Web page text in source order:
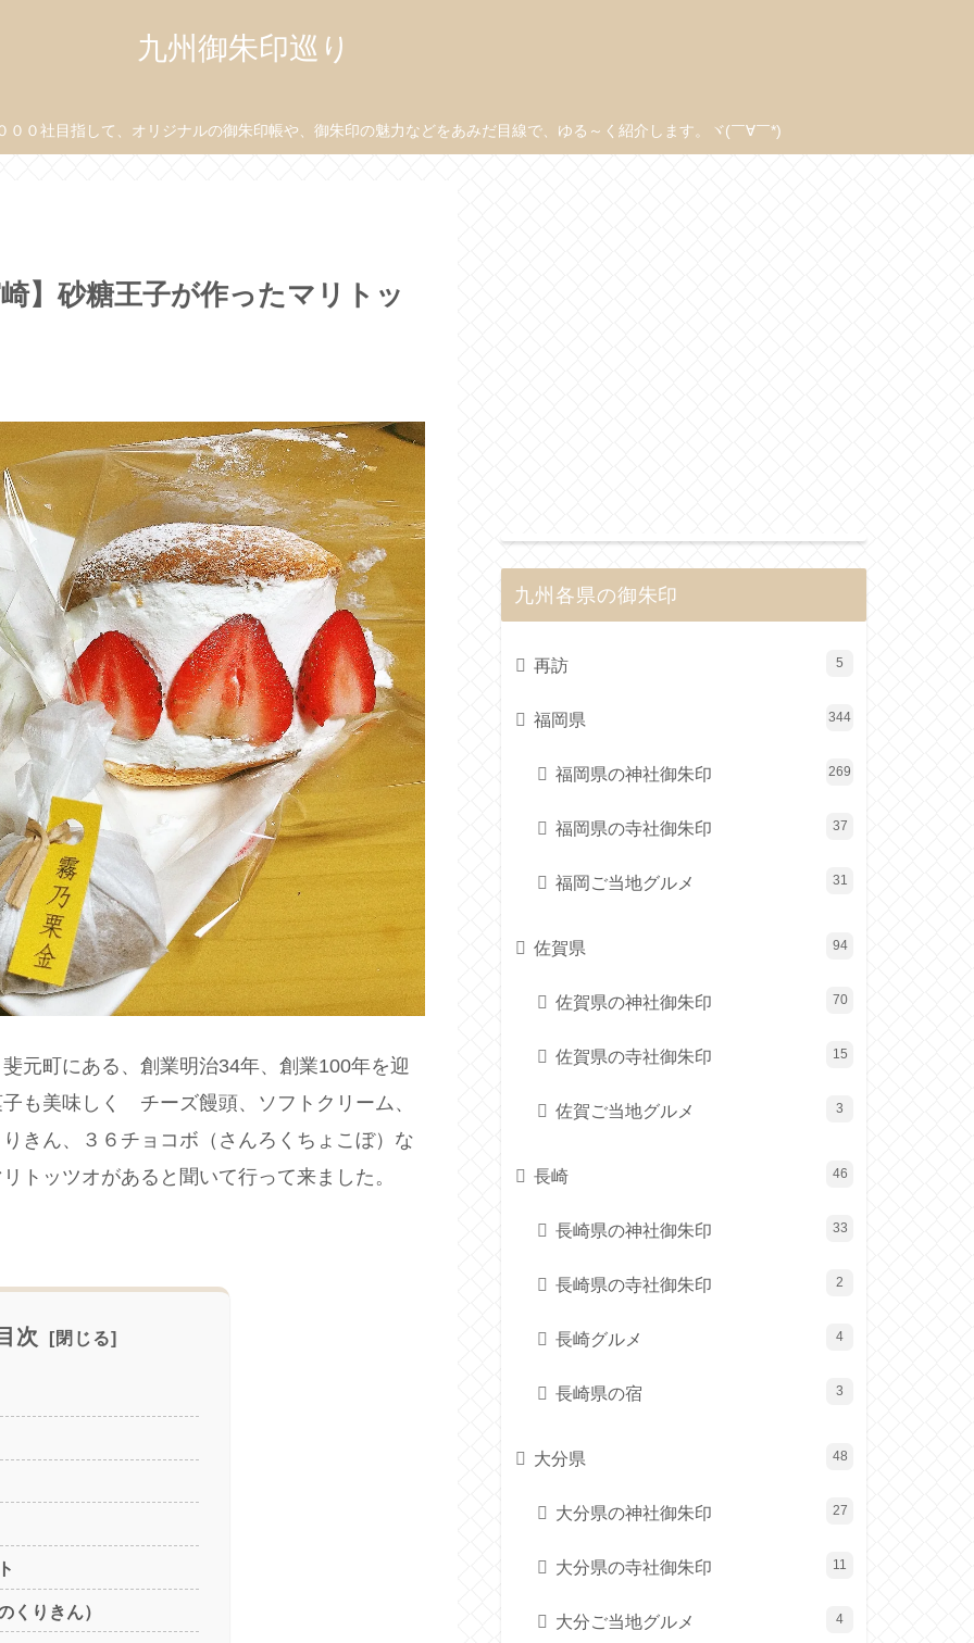
九州御朱印巡り
０社目指して、オリジナルの御朱印帳や、御朱印の魅力などをあみだ目線で、ゆる～く紹介します。ヾ(￣∀￣*)
】砂糖王子が作ったマリトッ
元町にある、創業明治34年、創業100年を迎
も美味しく チーズ饅頭、ソフトクリーム、
きん、３６チョコボ（さんろくちょこぼ）な
トッツオがあると聞いて行って来ました。
次
くりきん）
九州各県の御朱印
再訪 5
福岡県 344
福岡県の神社御朱印 269
福岡県の寺社御朱印 37
福岡ご当地グルメ 31
佐賀県 94
佐賀県の神社御朱印 70
佐賀県の寺社御朱印 15
佐賀ご当地グルメ 3
長崎 46
長崎県の神社御朱印 33
長崎県の寺社御朱印 2
長崎グルメ 4
長崎県の宿 3
大分県 48
大分県の神社御朱印 27
大分県の寺社御朱印 11
大分ご当地グルメ 4